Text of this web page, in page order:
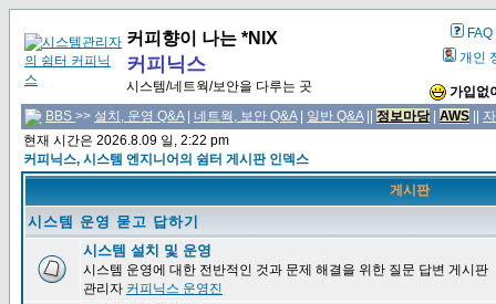
커피향이 나는 *NIX
커피닉스
시스템/네트웍/보안을 다루는 곳
FAQ
개인
가입없
BBS >> 설치, 운영 Q&A| 네트웍, 보안 Q&A| 일반 Q&A|| 정보마당| AWS
현재 시간은 2026.8.09 일, 2:22 pm
커피닉스, 시스템 엔지니어의 쉼터 게시판 인덱스
게시판
시스템 운영 묻고 답하기
시스템 설치 및 운영
시스템 운영에 대한 전반적인 것과 문제 해결을 위한 질문 답변 게시판
관리자 커피닉스 운영진